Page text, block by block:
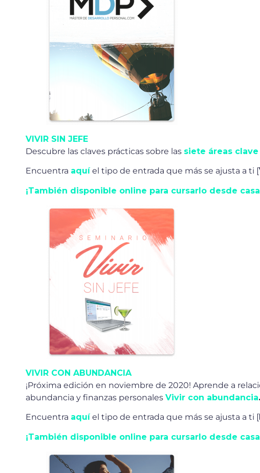
VIVIR SIN JEFE
Descubre las claves prácticas sobre las siete áreas clave
Encuentra aquíel tipo de entrada que más se ajusta a ti [
¡También disponible online para cursarlo desde
VIVIR CON ABUNDANCIA
¡Próxima edición en noviembre de 2020! Aprende a
abundancia y finanzas personalesVivir con abundancia.
Encuentra aquíel tipo de entrada que más se ajusta a ti [
¡También disponible online para cursarlo desde